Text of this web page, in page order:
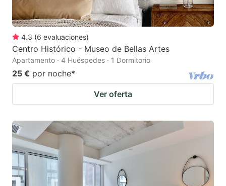
4.3 (6 evaluaciones)
Centro Histórico - Museo de Bellas Artes
Apartamento · 4 Huéspedes · 1 Dormitorio
25 € por noche*
Ver oferta